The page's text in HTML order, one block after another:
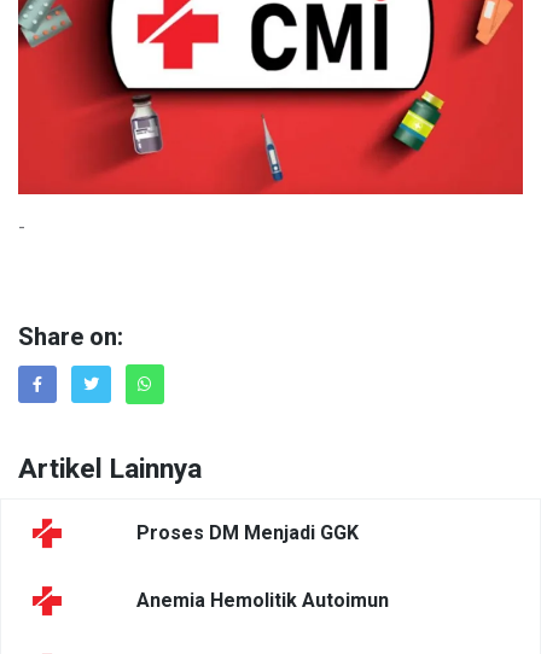
-
Share on:
Artikel Lainnya
Proses DM Menjadi GGK
Anemia Hemolitik Autoimun